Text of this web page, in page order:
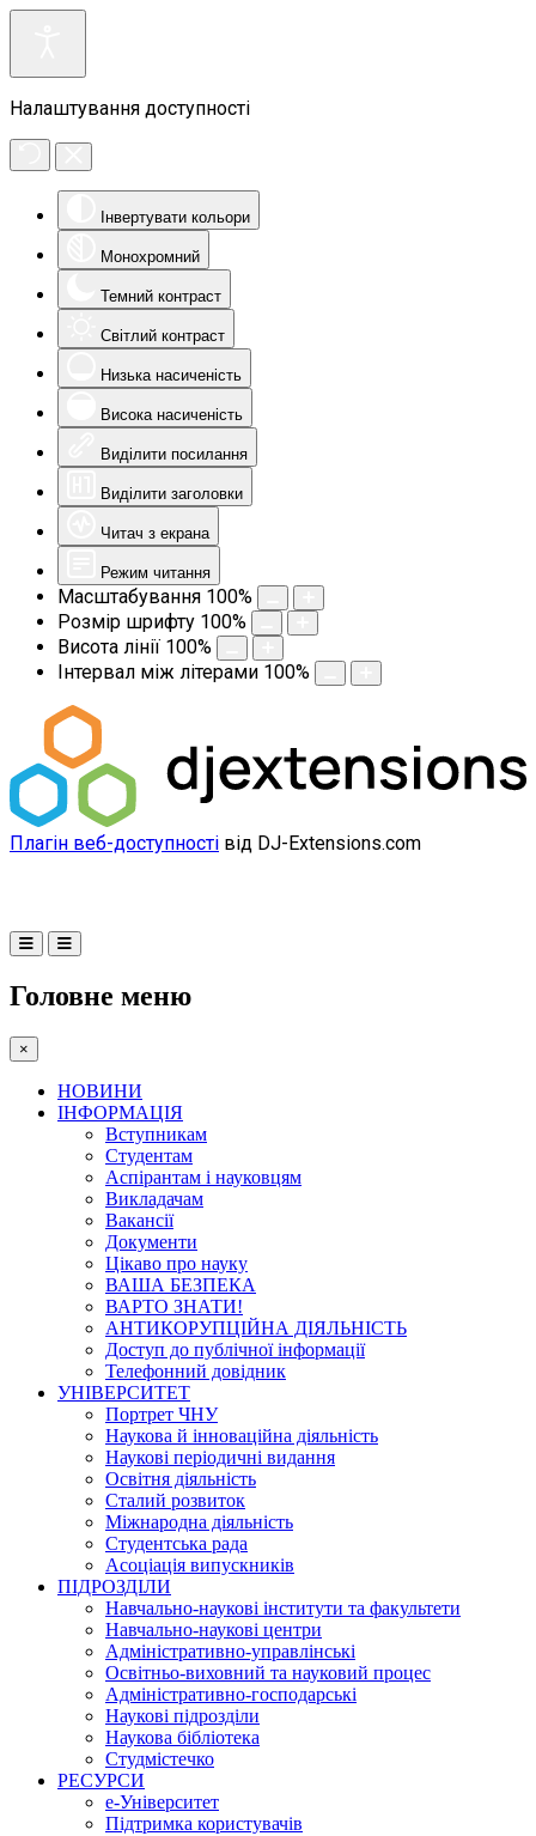
Налаштування доступності
Інвертувати кольори
Монохромний
Темний контраст
Світлий контраст
Низька насиченість
Висока насиченість
Виділити посилання
Виділити заголовки
Читач з екрана
Режим читання
Масштабування 100%
Розмір шрифту 100%
Висота лінії 100%
Інтервал між літерами 100%
Плагін веб-доступності від DJ-Extensions.com
Головне меню
×
НОВИНИ
ІНФОРМАЦІЯ
Вступникам
Студентам
Аспірантам і науковцям
Викладачам
Вакансії
Документи
Цікаво про науку
ВАША БЕЗПЕКА
ВАРТО ЗНАТИ!
АНТИКОРУПЦІЙНА ДІЯЛЬНІСТЬ
Доступ до публічної інформації
Телефонний довідник
УНІВЕРСИТЕТ
Портрет ЧНУ
Наукова й інноваційна діяльність
Наукові періодичні видання
Освітня діяльність
Сталий розвиток
Міжнародна діяльність
Студентська рада
Асоціація випускників
ПІДРОЗДІЛИ
Навчально-наукові інститути та факультети
Навчально-наукові центри
Адміністративно-управлінські
Освітньо-виховний та науковий процес
Адміністративно-господарські
Наукові підрозділи
Наукова бібліотека
Студмістечко
РЕСУРСИ
е-Університет
Підтримка користувачів